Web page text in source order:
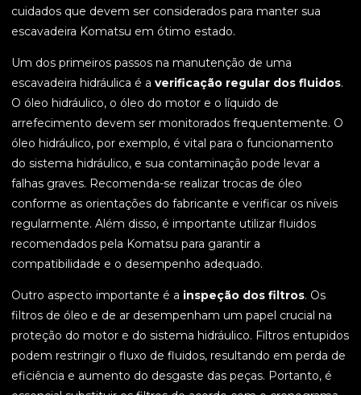
cuidados que devem ser considerados para manter sua
escavadeira Komatsu em ótimo estado.
Um dos primeiros passos na manutenção de uma
escavadeira hidráulica é a verificação regular dos fluidos.
O óleo hidráulico, o óleo do motor e o líquido de
arrefecimento devem ser monitorados frequentemente. O
óleo hidráulico, por exemplo, é vital para o funcionamento
do sistema hidráulico, e sua contaminação pode levar a
falhas graves. Recomenda-se realizar trocas de óleo
conforme as orientações do fabricante e verificar os níveis
regularmente. Além disso, é importante utilizar fluidos
recomendados pela Komatsu para garantir a
compatibilidade e o desempenho adequado.
Outro aspecto importante é a inspeção dos filtros. Os
filtros de óleo e de ar desempenham um papel crucial na
proteção do motor e do sistema hidráulico. Filtros entupidos
podem restringir o fluxo de fluidos, resultando em perda de
eficiência e aumento do desgaste das peças. Portanto, é